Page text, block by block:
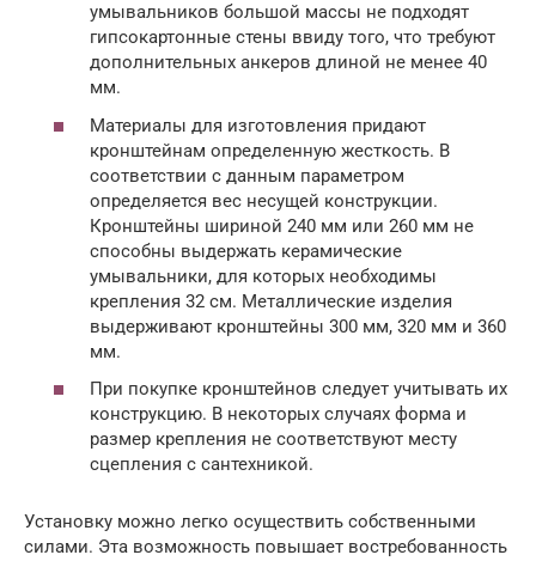
умывальников большой массы не подходят
гипсокартонные стены ввиду того, что требуют
дополнительных анкеров длиной не менее 40
мм.
Материалы для изготовления придают
кронштейнам определенную жесткость. В
соответствии с данным параметром
определяется вес несущей конструкции.
Кронштейны шириной 240 мм или 260 мм не
способны выдержать керамические
умывальники, для которых необходимы
крепления 32 см. Металлические изделия
выдерживают кронштейны 300 мм, 320 мм и 360
мм.
При покупке кронштейнов следует учитывать их
конструкцию. В некоторых случаях форма и
размер крепления не соответствуют месту
сцепления с сантехникой.
Установку можно легко осуществить собственными
силами. Эта возможность повышает востребованность